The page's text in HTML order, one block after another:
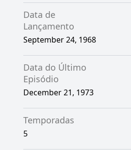
Data de
Lançamento
September 24, 1968
Data do Último
Episódio
December 21, 1973
Temporadas
5